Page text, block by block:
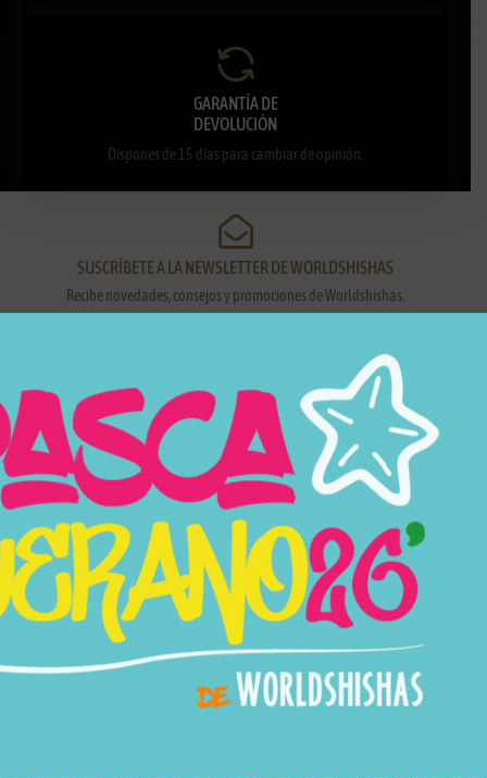
GARANTÍA DE
DEVOLUCIÓN
Dispones de 15 días para cambiar de opinión.
SUSCRÍBETE A LA NEWSLETTER DE WORLDSHISHAS
Recibe novedades, consejos y promociones de Worldshishas.
Correo electrónico
Suscribirme